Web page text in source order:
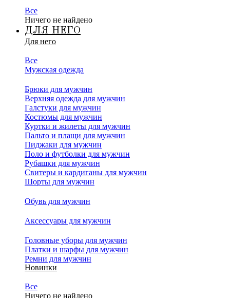
Все
Ничего не найдено
ДЛЯ НЕГО
Для него
Все
Мужская одежда
Брюки для мужчин
Верхняя одежда для мужчин
Галстуки для мужчин
Костюмы для мужчин
Куртки и жилеты для мужчин
Пальто и плащи для мужчин
Пиджаки для мужчин
Поло и футболки для мужчин
Рубашки для мужчин
Свитеры и кардиганы для мужчин
Шорты для мужчин
Обувь для мужчин
Аксессуары для мужчин
Головные уборы для мужчин
Платки и шарфы для мужчин
Ремни для мужчин
Новинки
Все
Ничего не найдено